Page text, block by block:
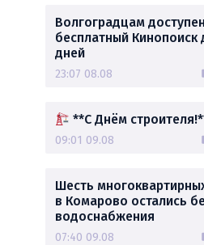
Волгоградцам доступен
бесплатный Кинопоиск
дней
23:07 08.08
**С Днём
09:01 09.08
Шесть
в Комарово остались
водоснабжения
07:40 09.08